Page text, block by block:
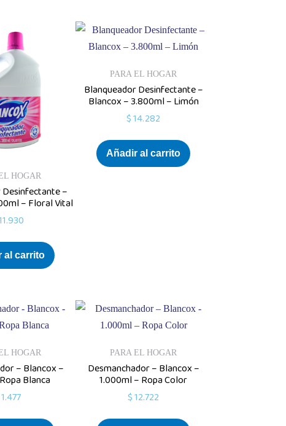
HOGAR
–
– Floral Vital
al carrito
PARA EL HOGAR
Blanqueador Desinfectante –
Blancox – 3.800ml – Limón
$14.282
Añadir al carrito
HOGAR
– Blancox –
Blanca
1.477
PARA EL HOGAR
Desmanchador – Blancox –
1.000ml – Ropa Color
$12.722